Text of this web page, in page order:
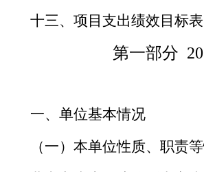
十三、项目支出绩效目标表
第一部分
一、单位基本情况
（一）本单位性质、职责